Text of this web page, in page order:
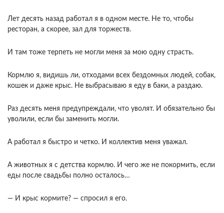
Лет десять назад работал я в одном месте. Не то, чтобы
ресторан, а скорее, зал для торжеств.
И там тоже терпеть не могли меня за мою одну страсть.
Кормлю я, видишь ли, отходами всех бездомных людей, собак,
кошек и даже крыс. Не выбрасываю я еду в баки, а раздаю.
Раз десять меня предупреждали, что уволят. И обязательно бы
уволили, если бы заменить могли.
А работал я быстро и четко. И коллектив меня уважал.
А животных я с детства кормлю. И чего же не покормить, если
еды после свадьбы полно осталось…
— И крыс кормите? — спросил я его.